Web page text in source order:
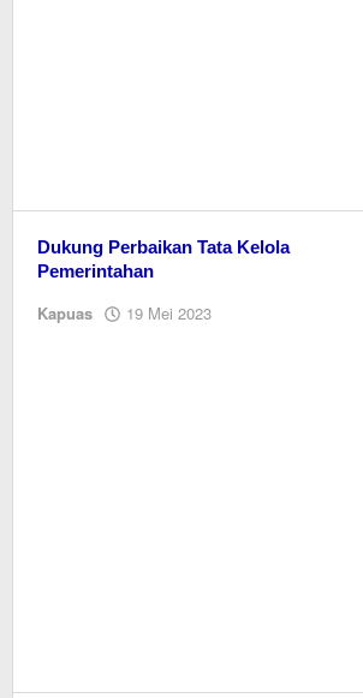
Dukung Perbaikan Tata Kelola
Pemerintahan
Kapuas 19 Mei 2023